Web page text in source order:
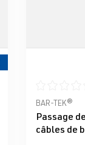
Note
BAR-TEK®
Passage
câbles de